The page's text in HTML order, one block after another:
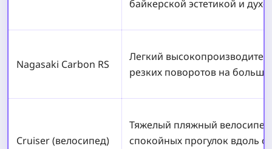
байкерской эстетикой и
Nagasaki Carbon RS
Легкий
резких поворотов на
Cruiser (велосипед)
Тяжелый пляжный велосипед
спокойных прогулок вдоль